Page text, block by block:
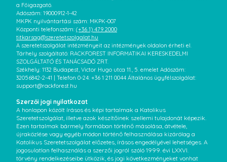
a Főigazgató.
Adószám: 19000912-1-42
MKPK nyilvántartási szám: MKPK-007
Központi telefonszám: (+36 1) 479 2000
titkarsag@szeretetszolgalat.hu
A szeretetszolgálat intézményeit az intézmények oldalon érheti el.
Tárhely szolgáltató: RACKFOREST INFORMATIKAI KERESKEDELMI
SZOLGÁLTATÓ ÉS TANÁCSADÓ ZRT.
Székhely: 1132 Budapest, Victor Hugo utca 11., 5. emelet Adószám:
32056842-2-41 | Telefon 0-24: +36 1 211 0044 Általános ügyfélszolgálat:
support@rackforest.hu
Szerzői jogi nyilatkozat
A honlapon közölt írásos és képi tartalmak a Katolikus
Szeretetszolgálat, illetve azok készítőinek szellemi tulajdonát képezik.
Ezen tartalmak bármely formában történő másolása, átvétele,
újraközlése vagy egyéb módon történő felhasználása kizárólag a
Katolikus Szeretetszolgálat előzetes, írásos engedélyével lehetséges. A
jogosulatlan felhasználás a szerzői jogról szóló 1999. évi LXXVI.
törvény rendelkezéseibe ütközik, és jogi következményeket vonhat